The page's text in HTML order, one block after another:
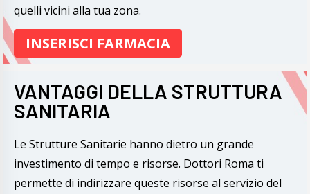
quelli vicini alla tua zona.
INSERISCI FARMACIA
VANTAGGI DELLA STRUTTURA
SANITARIA
Le Strutture Sanitarie hanno dietro un grande
investimento di tempo e risorse. Dottori Roma ti
permette di indirizzare queste risorse al servizio del